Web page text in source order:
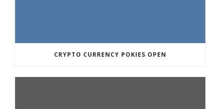
CRYPTO CURRENCY POKIES OPEN